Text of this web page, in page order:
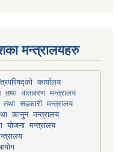
मन्त्रालयहरु
मुख्यमन्त्री तथा मन्त्रिपरिषद्को कार्यालय
वातावरण मन्त्रालय
सहकारी मन्त्रालय
आन्तरिक मामिला तथा कानुन मन्त्रालय
आर्थिक मामिला तथा योजना मन्त्रालय
नीति तथा योजना आयोग